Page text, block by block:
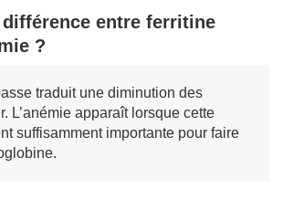
entre ferritine
?
traduit une diminution des
L’anémie apparaît lorsque cette
suffisamment importante pour faire